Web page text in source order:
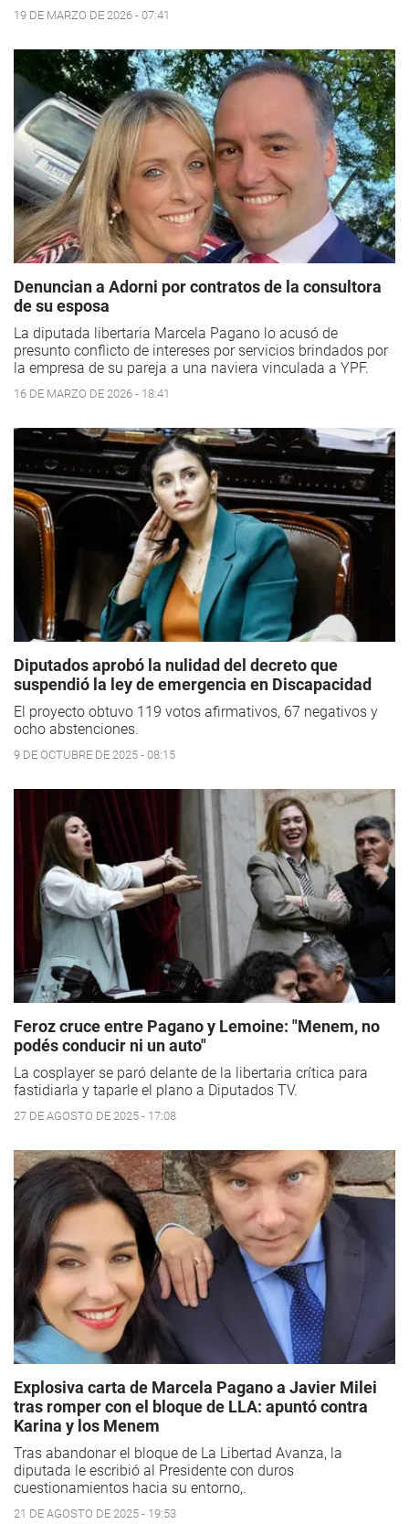
19 DE MARZO DE 2026 - 07:41
Denuncian a Adorni por contratos de la consultora
de su esposa
La diputada libertaria Marcela Pagano lo acusó de
presunto conflicto de intereses por servicios brindados por
la empresa de su pareja a una naviera vinculada a YPF.
16 DE MARZO DE 2026 - 18:41
Diputados aprobó la nulidad del decreto que
suspendió la ley de emergencia en Discapacidad
El proyecto obtuvo 119 votos afirmativos, 67 negativos y
ocho abstenciones.
9 DE OCTUBRE DE 2025 - 08:15
Feroz cruce entre Pagano y Lemoine: "Menem, no
podés conducir ni un auto"
La cosplayer se paró delante de la libertaria crítica para
fastidiarla y taparle el plano a Diputados TV.
27 DE AGOSTO DE 2025 - 17:08
Explosiva carta de Marcela Pagano a Javier Milei
tras romper con el bloque de LLA: apuntó contra
Karina y los Menem
Tras abandonar el bloque de La Libertad Avanza, la
diputada le escribió al Presidente con duros
cuestionamientos hacia su entorno,.
21 DE AGOSTO DE 2025 - 19:53